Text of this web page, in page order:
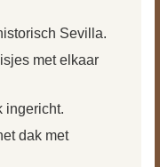
Sevilla.
met elkaar
ingericht.
dak met